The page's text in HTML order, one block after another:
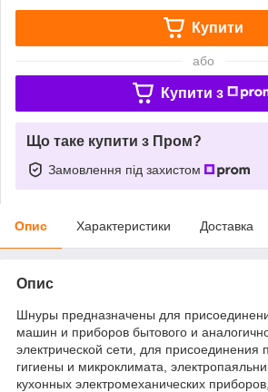
Купити
або
Купити з
Що таке купити з Пром?
Замовлення під захистом
Опис Характеристики Доставка
Опис
Шнуры предназначены для
машин и приборов бытового и
электрической сети, для присоединения
гигиены и микроклимата,
кухонных электромеханических